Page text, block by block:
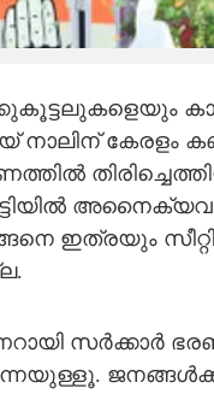
നാലിന്
അനൈക്യവും
ഇത്രയും
സര്‍ക്കാര്‍
ജനങ്ങള്‍ക്ക്